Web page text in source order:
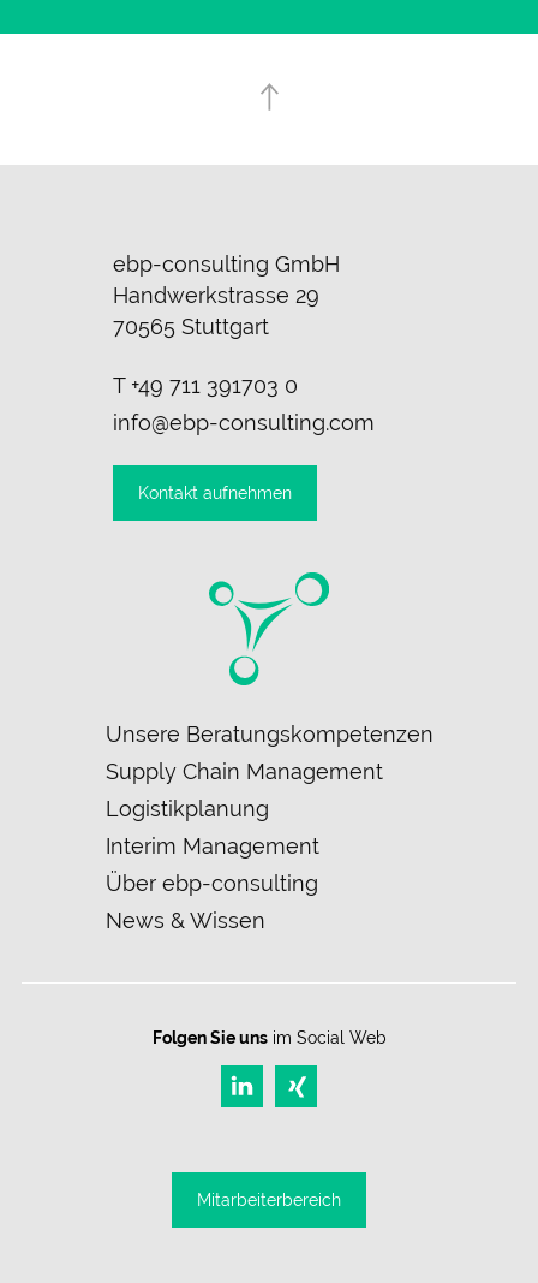
ebp-consulting GmbH
Handwerkstrasse 29
70565 Stuttgart
T +49 711 391703 0
info@ebp-consulting.com
Kontakt aufnehmen
Navigation
überspringen
Unsere Beratungskompetenzen
Supply Chain Management
Logistikplanung
Interim Management
Über ebp-consulting
News & Wissen
Folgen Sie unsim Social Web
Mitarbeiter­bereich